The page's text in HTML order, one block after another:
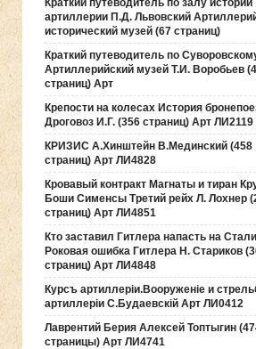
Краткий путеводитель по залу истории
артиллерии П.Д. Львовский
исторический музей (67 страниц)
Краткий путеводитель по
Артиллерийский музей Т.И. Воробьев
страниц) Арт
Крепости на колесах История
Дроговоз И.Г. (356 страниц) Арт ЛИ2119
КРИЗИС А.Хинштейн В.Мединский (458
страниц) Арт ЛИ4828
Кровавый контракт Магнаты и тиран
Боши Сименсы Третий рейх Л. Лохнер
страниц) Арт ЛИ4851
Кто заставил Гитлера напасть на
Роковая ошибка Гитлера Н. Стариков
страниц) Арт ЛИ4848
Курсъ артиллерiи.Вооруженiе и
артиллерiи С.Будаевскiй Арт ЛИ0412
Лаврентий Берия Алексей Топтыгин
страницы) Арт ЛИ4741